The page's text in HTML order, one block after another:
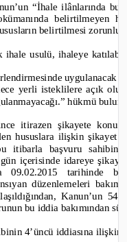
“İhale ilânlarında
belirtilmeyen
belirtilmesi
ihale usulü, ihaleye
uygulanacak
yerli isteklilere açık
hükmü
itirazen şikayete
hususlara ilişkin
bu itibarla başvuru
içerisinde idareye
09.02.2015 tarihinde
düzenlemeleri
Kanun’un
bu iddia bakımından
4’üncü iddiasına ilişkin